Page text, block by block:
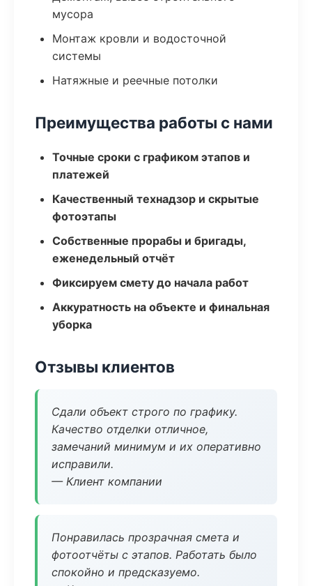
мусора
Монтаж кровли и водосточной
системы
Натяжные и реечные потолки
Преимущества работы с нами
Точные сроки с графиком этапов и
платежей
Качественный технадзор и скрытые
фотоэтапы
Собственные прорабы и бригады,
еженедельный отчёт
Фиксируем смету до начала работ
Аккуратность на объекте и финальная
уборка
Отзывы клиентов
Сдали объект строго по графику.
Качество отделки отличное,
замечаний минимум и их оперативно
исправили.
— Клиент компании
Понравилась прозрачная смета и
фотоотчёты с этапов. Работать было
спокойно и предсказуемо.